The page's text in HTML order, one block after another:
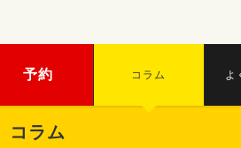
予約 コラム よ
コラム